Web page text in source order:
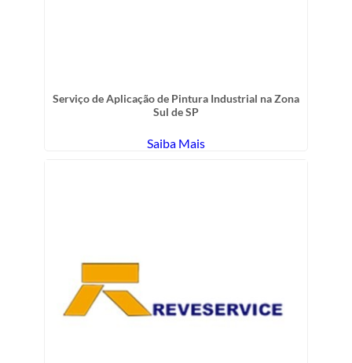
Serviço de Aplicação de Pintura Industrial na Zona
Sul de SP
Saiba Mais